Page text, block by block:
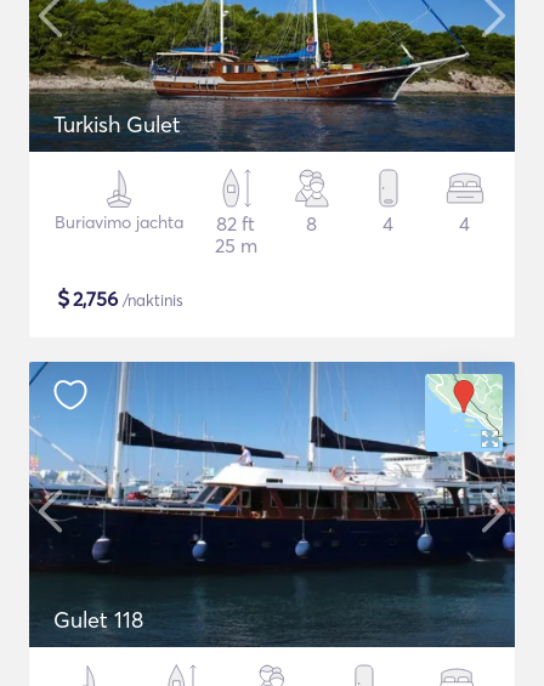
Turkish Gulet
Buriavimo jachta
82 ft
25 m
8 4 4
$2,756 /naktinis
Gulet 118